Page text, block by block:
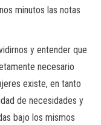
minutos las notas
y entender que
necesario
existe, en tanto
de necesidades y
bajo los mismos